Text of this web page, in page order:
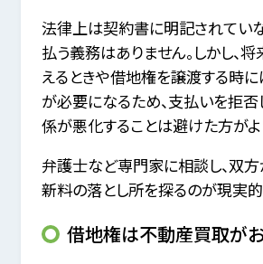
法律上は契約書に明記されてい
払う義務はありません。しかし、
えるときや借地権を譲渡する時
が必要になるため、支払いを拒
係が悪化することは避けた方がよ
弁護士など専門家に相談し、双
新料の落とし所を探るのが現実的
借地権は不動産買取が